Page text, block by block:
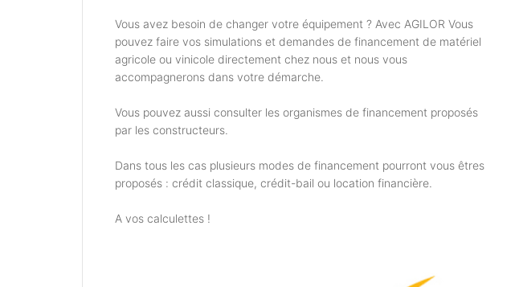
Vous avez besoin de changer votre équipement ? Avec AGILOR Vous
pouvez faire vos simulations et demandes de financement de matériel
agricole ou vinicole directement chez nous et nous vous
accompagnerons dans votre démarche.
Vous pouvez aussi consulter les organismes de financement proposés
par les constructeurs.
Dans tous les cas plusieurs modes de financement pourront vous êtres
proposés : crédit classique, crédit-bail ou location financière.
A vos calculettes !